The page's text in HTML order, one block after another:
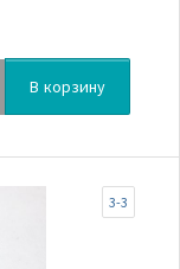
В корзину
3-3